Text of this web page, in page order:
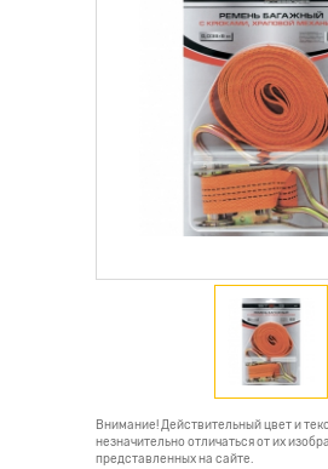
Внимание! Действительный цвет и
незначительно отличаться от их
представленных на сайте.